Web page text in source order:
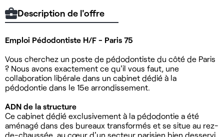
Description de l'offre
Emploi Pédodontiste H/F - Paris 75
Vous cherchez un poste de pédodontiste du côté de Paris
? Nous avons exactement ce qu'il vous faut, une
collaboration libérale dans un cabinet dédié à la
pédodontie dans le 15e arrondissement.
ADN de la structure
Ce cabinet dédié exclusivement à la pédodontie a été
aménagé dans des bureaux transformés et se situe au rez-
de-chaussée, au cœur d'un secteur parisien bien desservi.